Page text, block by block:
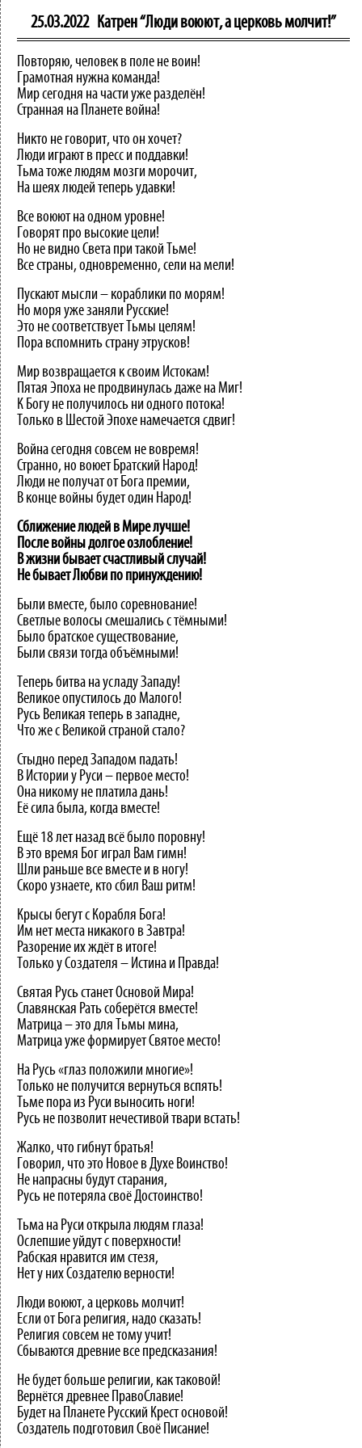
25.03.2022 Катрен “Люди воюют, а церковь молчит!”
Повторяю, человек в поле не воин!
Грамотная нужна команда!
Мир сегодня на части уже разделён!
Странная на Планете война!
Никто не говорит, что он хочет?
Люди играют в пресс и поддавки!
Тьма тоже людям мозги морочит,
На шеях людей теперь удавки!
Все воюют на одном уровне!
Говорят про высокие цели!
Но не видно Света при такой Тьме!
Все страны, одновременно, сели на мели!
Пускают мысли – кораблики по морям!
Но моря уже заняли Русские!
Это не соответствует Тьмы целям!
Пора вспомнить страну этрусков!
Мир возвращается к своим Истокам!
Пятая Эпоха не продвинулась даже на Миг!
К Богу не получилось ни одного потока!
Только в Шестой Эпохе намечается сдвиг!
Война сегодня совсем не вовремя!
Странно, но воюет Братский Народ!
Люди не получат от Бога премии,
В конце войны будет один Народ!
Сближение людей в Мире лучше!
После войны долгое озлобление!
В жизни бывает счастливый случай!
Не бывает Любви по принуждению!
Были вместе, было соревнование!
Светлые волосы смешались с тёмными!
Было братское существование,
Были связи тогда объёмными!
Теперь битва на усладу Западу!
Великое опустилось до Малого!
Русь Великая теперь в западне,
Что же с Великой страной стало?
Стыдно перед Западом падать!
В Истории у Руси – первое место!
Она никому не платила дань!
Её сила была, когда вместе!
Ещё 18 лет назад всё было поровну!
В это время Бог играл Вам гимн!
Шли раньше все вместе и в ногу!
Скоро узнаете, кто сбил Ваш ритм!
Крысы бегут с Корабля Бога!
Им нет места никакого в Завтра!
Разорение их ждёт в итоге!
Только у Создателя – Истина и Правда!
Святая Русь станет Основой Мира!
Славянская Рать соберётся вместе!
Матрица – это для Тьмы мина,
Матрица уже формирует Святое место!
На Русь «глаз положили многие»!
Только не получится вернуться вспять!
Тьме пора из Руси выносить ноги!
Русь не позволит нечестивой твари встать!
Жалко, что гибнут братья!
Говорил, что это Новое в Духе Воинство!
Не напрасны будут старания,
Русь не потеряла своё Достоинство!
Тьма на Руси открыла людям глаза!
Ослепшие уйдут с поверхности!
Рабская нравится им стезя,
Нет у них Создателю верности!
Люди воюют, а церковь молчит!
Если от Бога религия, надо сказать!
Религия совсем не тому учит!
Сбываются древние все предсказания!
Не будет больше религии, как таковой!
Вернётся древнее ПравоСлавие!
Будет на Планете Русский Крест основой!
Создатель подготовил Своё Писание!